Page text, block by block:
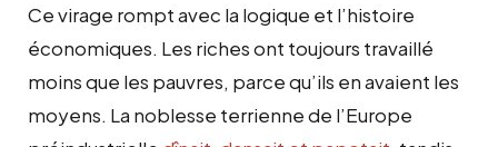
Ce virage rompt avec la logique et l’histoire
économiques. Les riches ont toujours travaillé
moins que les pauvres, parce qu’ils en avaient les
moyens. La noblesse terrienne de l’Europe